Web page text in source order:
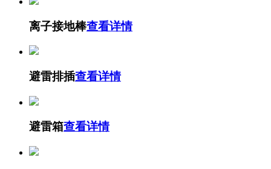
离子接地棒查看详情
避雷排插查看详情
避雷箱查看详情